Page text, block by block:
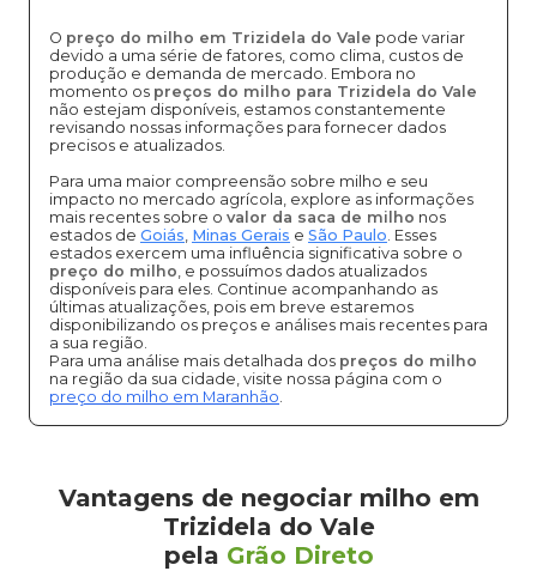
O preço do milho em Trizidela do Vale pode variar
devido a uma série de fatores, como clima, custos de
produção e demanda de mercado. Embora no
momento os preços do milho para Trizidela do Vale
não estejam disponíveis, estamos constantemente
revisando nossas informações para fornecer dados
precisos e atualizados.
Para uma maior compreensão sobre milho e seu
impacto no mercado agrícola, explore as informações
mais recentes sobre o valor da saca de milho nos
estados de Goiás, Minas Gerais e São Paulo. Esses
estados exercem uma influência significativa sobre o
preço do milho, e possuímos dados atualizados
disponíveis para eles. Continue acompanhando as
últimas atualizações, pois em breve estaremos
disponibilizando os preços e análises mais recentes para
a sua região.
Para uma análise mais detalhada dos preços do milho
na região da sua cidade, visite nossa página com o
preço do milho em Maranhão.
Vantagens de negociar milho em
Trizidela do Vale
pela Grão Direto